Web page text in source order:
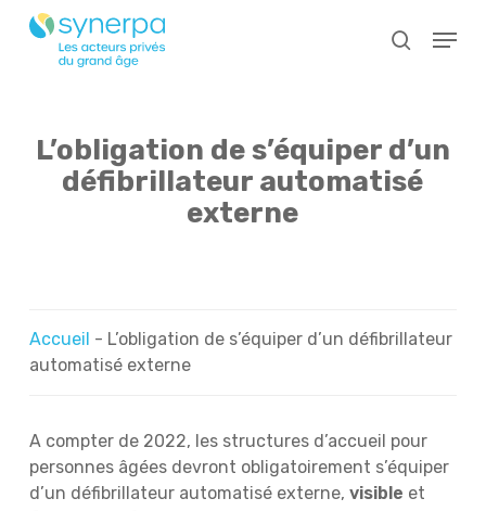
search
Menu
L’obligation de s’équiper d’un
défibrillateur automatisé
externe
Accueil - L’obligation de s’équiper d’un défibrillateur
automatisé externe
A compter de 2022, les structures d’accueil pour
personnes âgées devront obligatoirement s’équiper
d’un défibrillateur automatisé externe, visible et